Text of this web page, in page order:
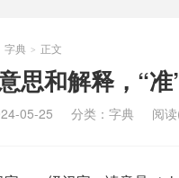
字典 > 正文
思和解释，“
05-25 分类： 字典 阅